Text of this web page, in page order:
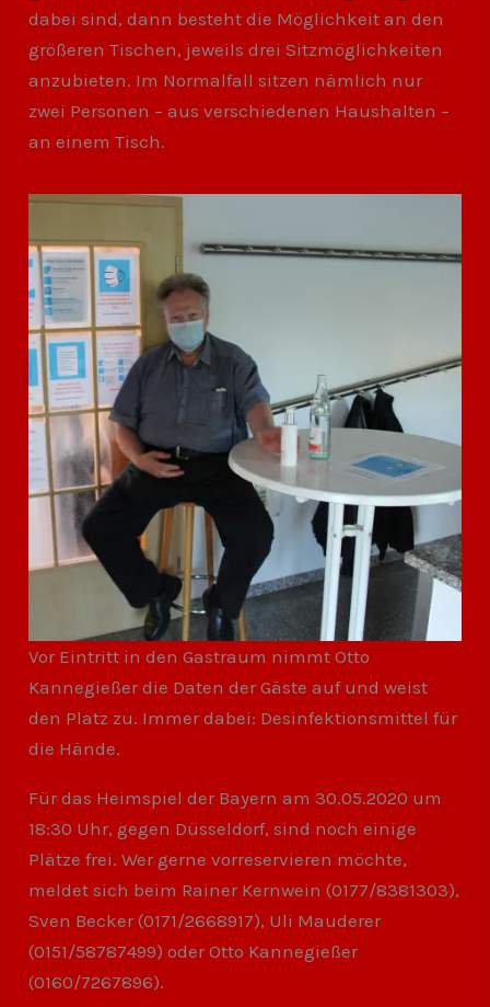
dabei sind, dann besteht die Möglichkeit an den
größeren Tischen, jeweils drei Sitzmöglichkeiten
anzubieten. Im Normalfall sitzen nämlich nur
zwei Personen – aus verschiedenen Haushalten –
an einem Tisch.
Vor Eintritt in den Gastraum nimmt Otto
Kannegießer die Daten der Gäste auf und weist
den Platz zu. Immer dabei: Desinfektionsmittel für
die Hände.
Für das Heimspiel der Bayern am 30.05.2020 um
18:30 Uhr, gegen Düsseldorf, sind noch einige
Plätze frei. Wer gerne vorreservieren möchte,
meldet sich beim Rainer Kernwein (0177/8381303),
Sven Becker (0171/2668917), Uli Mauderer
(0151/58787499) oder Otto Kannegießer
(0160/7267896).